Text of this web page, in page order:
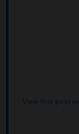
View this post